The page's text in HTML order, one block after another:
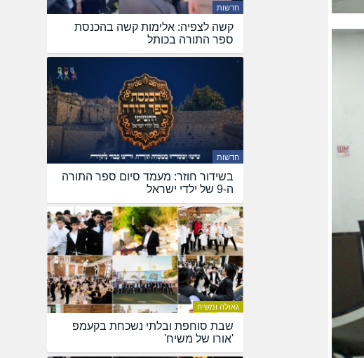
חדשות
קשה לצפיה: אלימות קשה בהכנסת
ספר התורה בכותל
חדשות
בשידור חוזר: מעמד סיום ספר התורה
ה-9 של ילדי ישראל
גאולה ומשיח
שבת סוחפת ובלתי נשכחת בקעמפ
'אורו של משיח'